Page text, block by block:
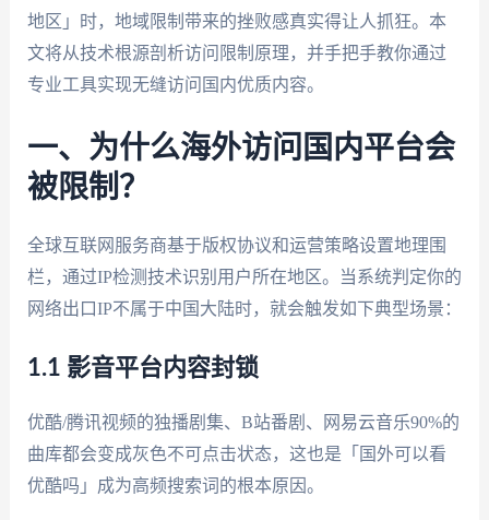
地区」时，地域限制带来的挫败感真实得让人抓狂。本
文将从技术根源剖析访问限制原理，并手把手教你通过
专业工具实现无缝访问国内优质内容。
一、为什么海外访问国内平台会
被限制？
全球互联网服务商基于版权协议和运营策略设置地理围
栏，通过IP检测技术识别用户所在地区。当系统判定你的
网络出口IP不属于中国大陆时，就会触发如下典型场景：
1.1 影音平台内容封锁
优酷/腾讯视频的独播剧集、B站番剧、网易云音乐90%的
曲库都会变成灰色不可点击状态，这也是「国外可以看
优酷吗」成为高频搜索词的根本原因。